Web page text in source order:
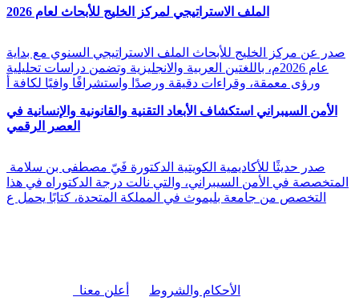
الملف الاستراتيجي لمركز الخليج للأبحاث لعام 2026
صدر عن مركز الخليج للأبحاث الملف الاستراتيجي السنوي مع بداية
عام 2026م، باللغتين العربية والانجليزية وتضمن دراسات تحليلية
ورؤى معمقة، وقراءات دقيقة ورصدًا واستشرافًا وافيًا لكافة أ
الأمن السيبراني استكشاف الأبعاد التقنية والقانونية والإنسانية في
العصر الرقمي
المتخصصة في الأمن السيبراني، والتي نالت درجة الدكتوراه في هذا
التخصص من جامعة بليموث في المملكة المتحدة، كتابًا يحمل ع
أعلن معنا الأحكام والشروط